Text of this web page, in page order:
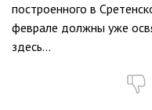
построенного в
феврале должны уже
здесь...